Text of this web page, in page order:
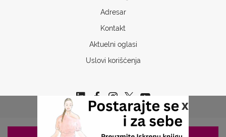
x
Adresar
Kontakt
Aktuelni oglasi
Uslovi korišćenja